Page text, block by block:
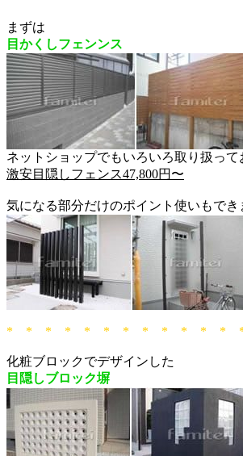
まずは
目かくしフェンンス
ネットショップでもいろいろ取り扱って
激安目隠しフェンス47,800円〜
気になる部分だけのポイント使いもでき
* * * * * * * * * * * *
化粧ブロックでデザインした
目隠しブロック塀